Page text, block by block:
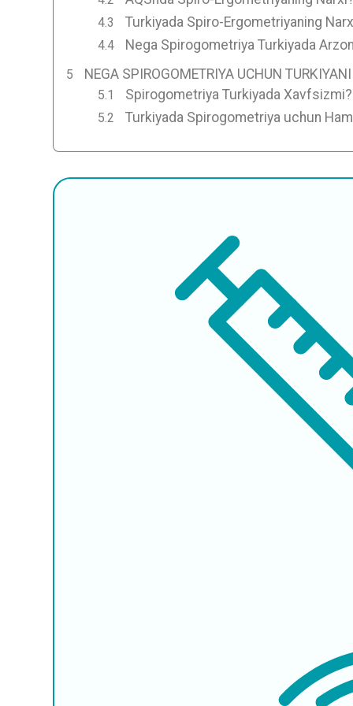
Turkiyada Spiro-Ergometriyaning
Nega Spirogometriya Turkiyada
NEGA SPIROGOMETRIYA UCHUN
Spirogometriya Turkiyada Xavfsizmi?
Turkiyada Spirogometriya uchun